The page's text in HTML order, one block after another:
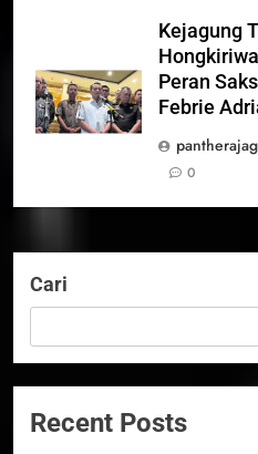
Kejagung
Peran
Febrie
0
Cari
Recent Posts